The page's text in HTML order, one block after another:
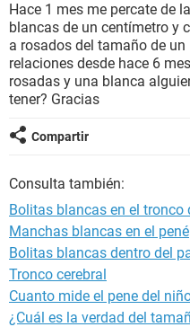
BIENESTAR
SEXUALIDAD
GLOSARIO
Hace 1 mes me percate de
blancas de un centímetro y
a rosados del tamaño de
relaciones desde hace 6
rosadas y una blanca
tener? Gracias
Compartir
Consulta también:
Bolitas blancas en el tronco
Manchas blancas en el pené
Bolitas blancas dentro del
Tronco cerebral
Cuanto mide el pene del
¿Cuál es la verdad del